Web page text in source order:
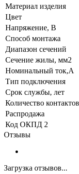
Материал изделия
Цвет
Напряжение, В
Способ монтажа
Диапазон сечений
Сечение жилы, мм2
Номинальный ток,А
Тип подключения
Срок службы, лет
Количество контактов
Распродажа
Код ОКПД 2
Отзывы
Загрузка отзывов...